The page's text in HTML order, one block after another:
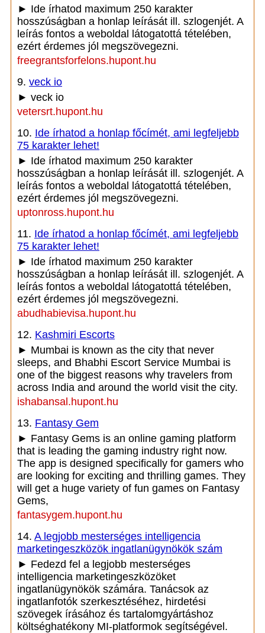
► Ide írhatod maximum 250 karakter
hosszúságban a honlap leírását ill. szlogenjét. A
leírás fontos a weboldal látogatottá tételében,
ezért érdemes jól megszövegezni.
freegrantsforfelons.hupont.hu
9. veck io
► veck io
vetersrt.hupont.hu
10. Ide írhatod a honlap főcímét, ami legfeljebb
75 karakter lehet!
► Ide írhatod maximum 250 karakter
hosszúságban a honlap leírását ill. szlogenjét. A
leírás fontos a weboldal látogatottá tételében,
ezért érdemes jól megszövegezni.
uptonross.hupont.hu
11. Ide írhatod a honlap főcímét, ami legfeljebb
75 karakter lehet!
► Ide írhatod maximum 250 karakter
hosszúságban a honlap leírását ill. szlogenjét. A
leírás fontos a weboldal látogatottá tételében,
ezért érdemes jól megszövegezni.
abudhabievisa.hupont.hu
12. Kashmiri Escorts
► Mumbai is known as the city that never
sleeps, and Bhabhi Escort Service Mumbai is
one of the biggest reasons why travelers from
across India and around the world visit the city.
ishabansal.hupont.hu
13. Fantasy Gem
► Fantasy Gems is an online gaming platform
that is leading the gaming industry right now.
The app is designed specifically for gamers who
are looking for exciting and thrilling games. They
will get a huge variety of fun games on Fantasy
Gems,
fantasygem.hupont.hu
14. A legjobb mesterséges intelligencia
marketingeszközök ingatlanügynökök szám
► Fedezd fel a legjobb mesterséges
intelligencia marketingeszközöket
ingatlanügynökök számára. Tanácsok az
ingatlanfotók szerkesztéséhez, hirdetési
szövegek írásához és tartalomgyártáshoz
költséghatékony MI-platformok segítségével.